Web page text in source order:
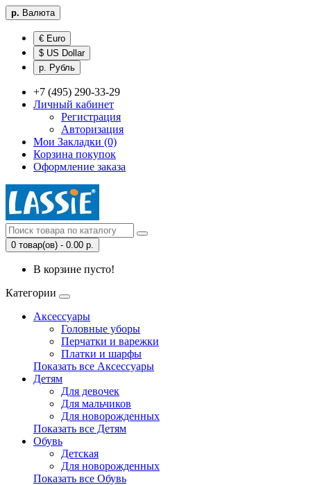
р. Валюта
€ Euro
$ US Dollar
р. Рубль
+7 (495) 290-33-29
Личный кабинет
Регистрация
Авторизация
Мои Закладки (0)
Корзина покупок
Оформление заказа
0 товар(ов) - 0.00 р.
В корзине пусто!
Категории
Аксессуары
Головные уборы
Перчатки и варежки
Платки и шарфы
Показать все Аксессуары
Детям
Для девочек
Для мальчиков
Для новорожденных
Показать все Детям
Обувь
Детская
Для новорожденных
Показать все Обувь